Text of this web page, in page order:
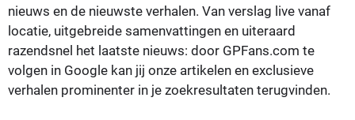
nieuws en de nieuwste verhalen. Van verslag live vanaf
locatie, uitgebreide samenvattingen en uiteraard
razendsnel het laatste nieuws: door GPFans.com te
volgen in Google kan jij onze artikelen en exclusieve
verhalen prominenter in je zoekresultaten terugvinden.